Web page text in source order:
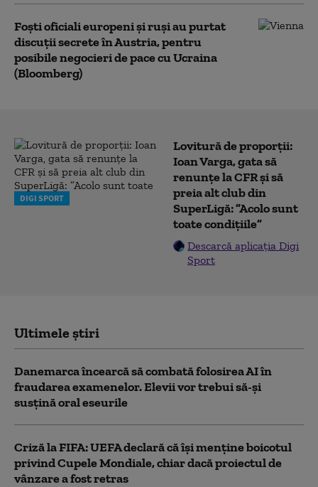
Foști oficiali europeni și ruși au purtat
discuții secrete în Austria, pentru
posibile negocieri de pace cu Ucraina
(Bloomberg)
DIGI SPORT
Lovitură de proporții:
Ioan Varga, gata să
renunțe la CFR și să
preia alt club din
SuperLigă: ”Acolo sunt
toate condițiile”
Descarcă aplicația Digi
Sport
Ultimele știri
Danemarca încearcă să combată folosirea AI în
fraudarea examenelor. Elevii vor trebui să-şi
susţină oral eseurile
Criză la FIFA: UEFA declară că îşi menţine boicotul
privind Cupele Mondiale, chiar dacă proiectul de
vânzare a fost retras